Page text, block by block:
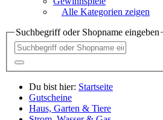
Alle Kategorien zeigen
Suchbegriff oder Shopname eingeben
Du bist hier: Startseite
Gutscheine
Haus, Garten & Tiere